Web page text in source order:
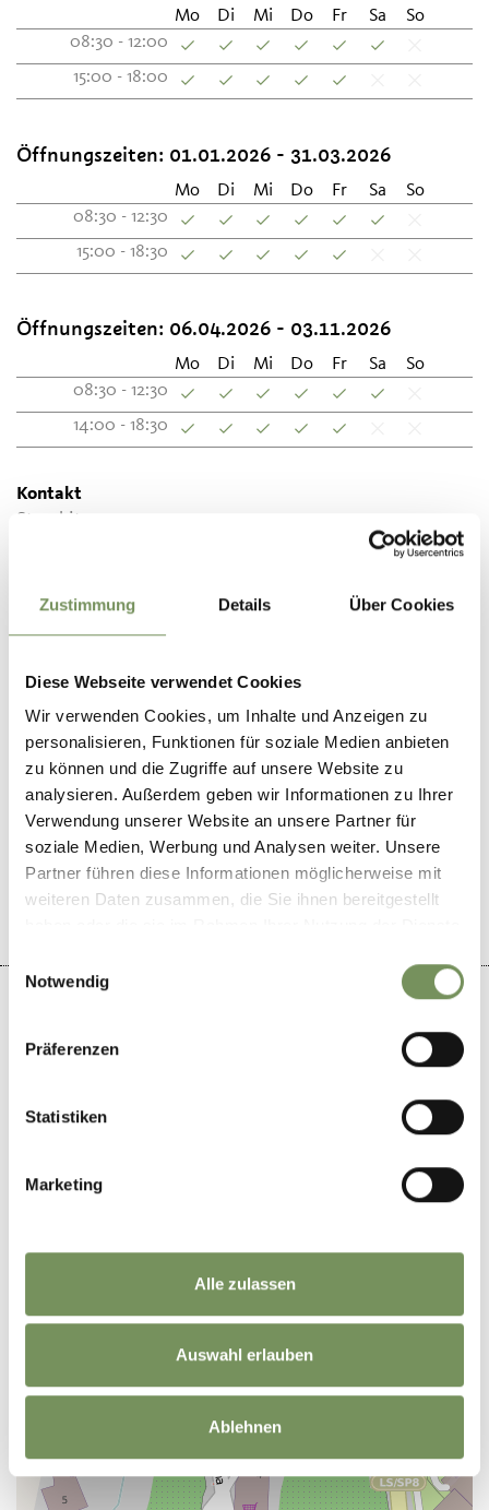
Zustimmung Details Über Cookies
Diese Webseite verwendet Cookies
Wir verwenden Cookies, um Inhalte und Anzeigen zu
personalisieren, Funktionen für soziale Medien anbieten
zu können und die Zugriffe auf unsere Website zu
analysieren. Außerdem geben wir Informationen zu Ihrer
Verwendung unserer Website an unsere Partner für
soziale Medien, Werbung und Analysen weiter. Unsere
Partner führen diese Informationen möglicherweise mit
weiteren Daten zusammen, die Sie ihnen bereitgestellt
Notwendig
Präferenzen
Statistiken
Marketing
Alle zulassen
Auswahl erlauben
Ablehnen
Mo Di Mi Do Fr Sa
So
08:30 - 12:00
15:00 - 18:00
Öffnungszeiten: 01.01.2026 - 31.03.2026
Mo Di Mi Do Fr Sa
So
08:30 - 12:30
15:00 - 18:30
Öffnungszeiten: 06.04.2026 - 03.11.2026
Mo Di Mi Do Fr Sa
So
08:30 - 12:30
14:00 - 18:30
Kontakt
Staschitz
T+39 0473 945770
WAR DER INHALT FÜR DICH HILFREICH?
−